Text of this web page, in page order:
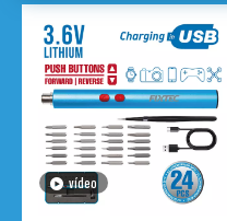
vídeo